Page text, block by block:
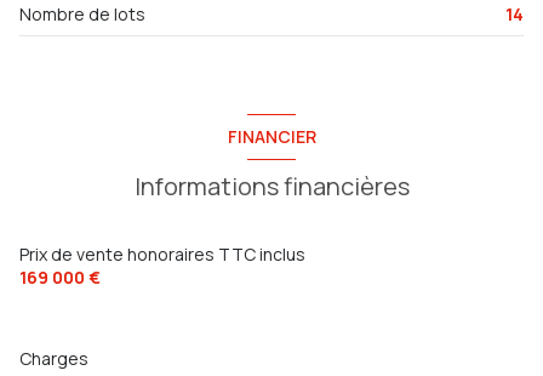
Nombre de lots 14
FINANCIER
Informations financières
Prix de vente honoraires TTC inclus
169 000 €
Charges